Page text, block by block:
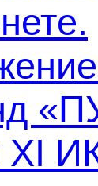
XI